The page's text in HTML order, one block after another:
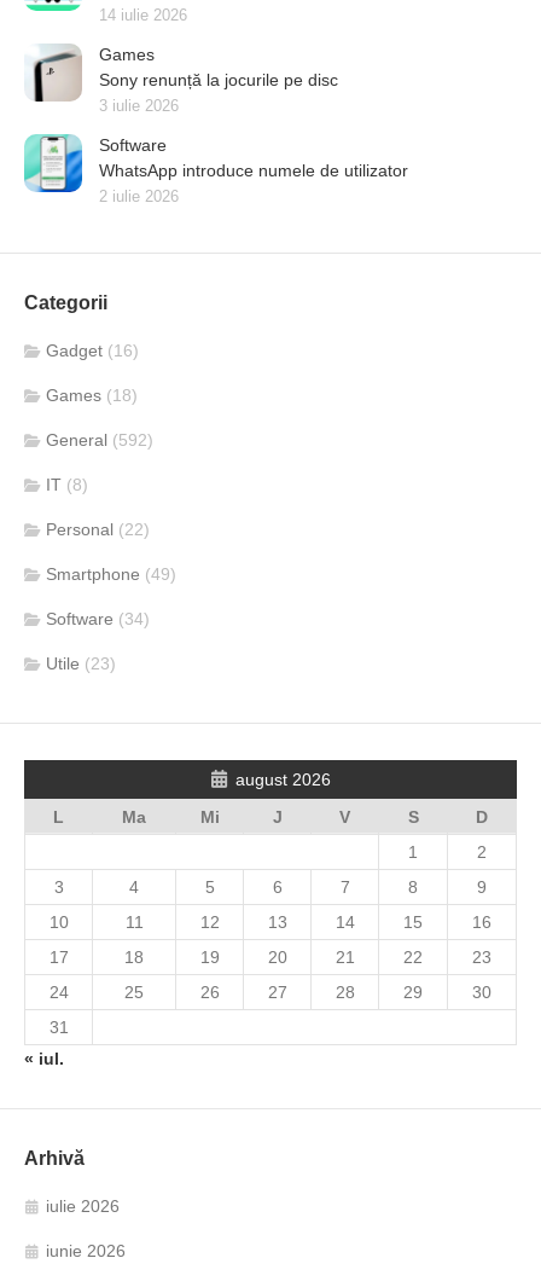
14 iulie 2026
Games
Sony renunță la jocurile pe disc
3 iulie 2026
Software
WhatsApp introduce numele de utilizator
2 iulie 2026
Categorii
Gadget (16)
Games (18)
General (592)
IT (8)
Personal (22)
Smartphone (49)
Software (34)
Utile (23)
august 2026
L
Ma Mi J V S
D
1
2
3
4 5 6 7 8
9
10
11 12 13 14 15
16
17
18 19 20 21 22
23
24
25 26 27 28 29
30
31
« iul.
Arhivă
iulie 2026
iunie 2026